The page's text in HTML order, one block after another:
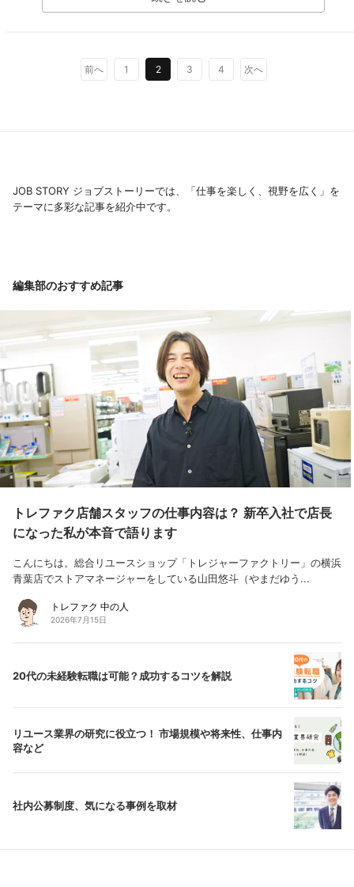
前へ 1 2 3 4 次へ
JOB STORY ジョブストーリーでは、「仕事を楽しく、視野を広く」を
テーマに多彩な記事を紹介中です。
編集部のおすすめ記事
トレファク店舗スタッフの仕事内容は？ 新卒入社で店長
になった私が本音で語ります
こんにちは。総合リユースショップ「トレジャーファクトリー」の横浜
青葉店でストアマネージャーをしている山田悠斗（やまだゆう...
トレファク 中の人
2026年7月15日
20代の未経験転職は可能？成功するコツを解説
リユース業界の研究に役立つ！ 市場規模や将来性、仕事内
容など
社内公募制度、気になる事例を取材